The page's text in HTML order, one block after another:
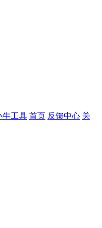
牛工具 首页 反馈中心 关